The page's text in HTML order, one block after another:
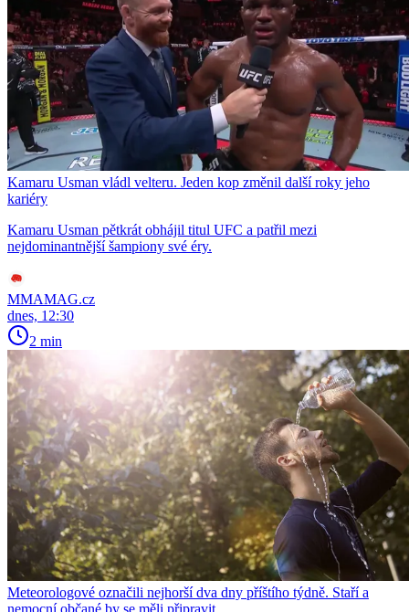
Kamaru Usman vládl velteru. Jeden kop změnil další roky jeho
kariéry
Kamaru Usman pětkrát obhájil titul UFC a patřil mezi
nejdominantnější šampiony své éry.
MMAMAG.cz
dnes, 12:30
2 min
Meteorologové označili nejhorší dva dny příštího týdně. Staří a
nemocní občané by se měli připravit